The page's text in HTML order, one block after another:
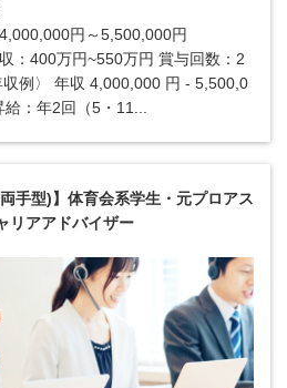
円～5,500,000円
：400万円~550万円 賞与回数：2
収例〉 年収 4,000,000 円 - 5,500,0
：年2回（5・11...
手型)】体育会系学生・元プロアス
リアアドバイザー